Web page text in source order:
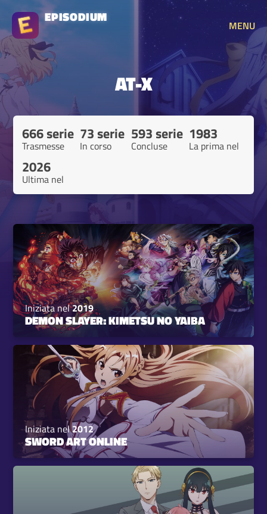
EPISODIUM
MENU
AT-X
666 serie
Trasmesse
73 serie
In corso
593 serie
Concluse
1983
La prima nel
2026
Ultima nel
Iniziata nel2019
DEMON SLAYER: KIMETSU NO YAIBA
Iniziata nel2012
SWORD ART ONLINE